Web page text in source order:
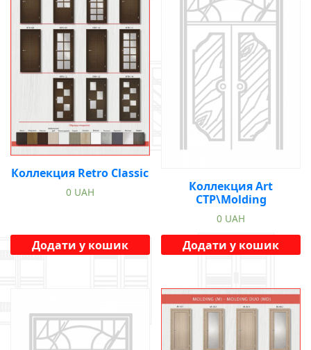
Коллекция Retro Classic
0 UAH
Додати у кошик
Коллекция Art
CTP\Molding
0 UAH
Додати у кошик